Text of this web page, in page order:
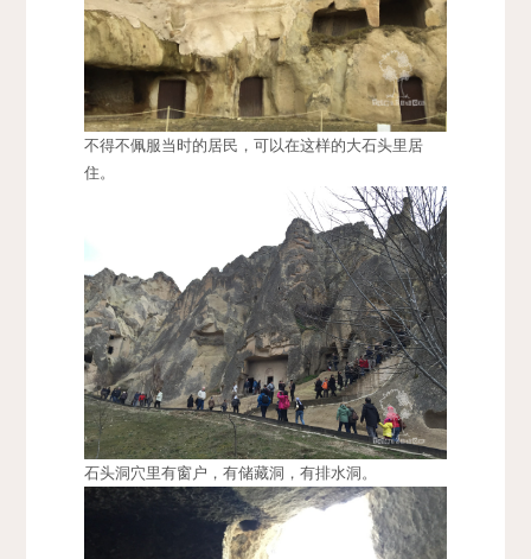
不得不佩服当时的居民，可以在这样的大石头里居
住。
石头洞穴里有窗户，有储藏洞，有排水洞。